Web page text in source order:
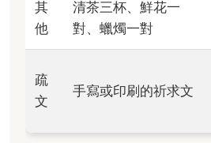
其
他
清茶三杯、鮮花一
對、蠟燭一對
疏
文
手寫或印刷的祈求文